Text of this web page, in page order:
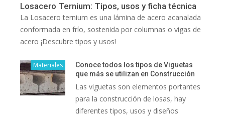
Losacero Ternium: Tipos, usos y ficha técnica
La Losacero ternium es una lámina de acero acanalada
conformada en frío, sostenida por columnas o vigas de
acero ¡Descubre tipos y usos!
Materiales
Conoce todos los tipos de Viguetas
que más se utilizan en Construcción
Las viguetas son elementos portantes
para la construcción de losas, hay
diferentes tipos, usos y diseños